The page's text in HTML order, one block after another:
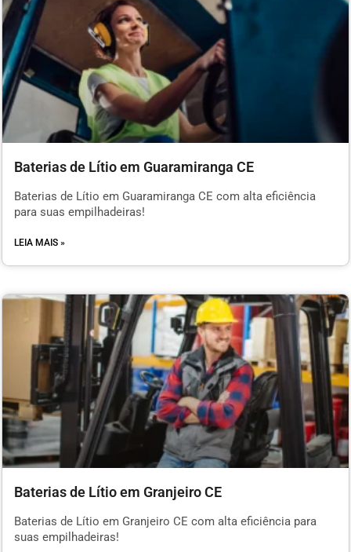
Baterias de Lítio em Guaramiranga CE
Baterias de Lítio em Guaramiranga CE com alta eficiência
para suas empilhadeiras!
LEIA MAIS »
Baterias de Lítio em Granjeiro CE
Baterias de Lítio em Granjeiro CE com alta eficiência para
suas empilhadeiras!